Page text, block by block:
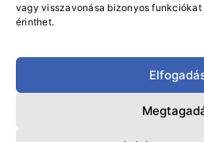
vagy visszavonása bizonyos
érinthet.
Adatvédelmi
Általános Szerződési